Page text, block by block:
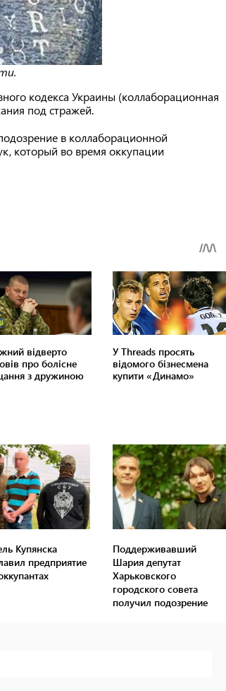
кодекса Украины (коллаборационная
под стражей.
в коллаборационной
который во время оккупации
Купянска
предприятие
Поддерживавший
Шария депутат
Харьковского
городского совета
получил подозрение